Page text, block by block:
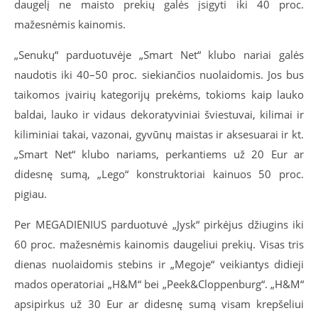
daugelį ne maisto prekių galės įsigyti iki 40 proc.
mažesnėmis kainomis.
„Senukų“ parduotuvėje „Smart Net“ klubo nariai galės
naudotis iki 40–50 proc. siekiančios nuolaidomis. Jos bus
taikomos įvairių kategorijų prekėms, tokioms kaip lauko
baldai, lauko ir vidaus dekoratyviniai šviestuvai, kilimai ir
kiliminiai takai, vazonai, gyvūnų maistas ir aksesuarai ir kt.
„Smart Net“ klubo nariams, perkantiems už 20 Eur ar
didesnę sumą, „Lego“ konstruktoriai kainuos 50 proc.
pigiau.
Per MEGADIENIUS parduotuvė „Jysk“ pirkėjus džiugins iki
60 proc. mažesnėmis kainomis daugeliui prekių. Visas tris
dienas nuolaidomis stebins ir „Megoje“ veikiantys didieji
mados operatoriai „H&M“ bei „Peek&Cloppenburg“. „H&M“
apsipirkus už 30 Eur ar didesnę sumą visam krepšeliui